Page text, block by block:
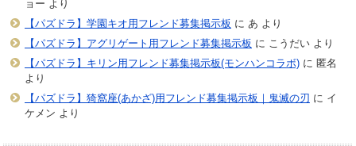
ョー より
【パズドラ】学園キオ用フレンド募集掲示板 に あ より
【パズドラ】アグリゲート用フレンド募集掲示板 に こうだいより
【パズドラ】キリン用フレンド募集掲示板(モンハンコラボ)に 匿名
より
【パズドラ】猗窩座(あかざ)用フレンド募集掲示板｜鬼滅の刃 に イ
ケメン より